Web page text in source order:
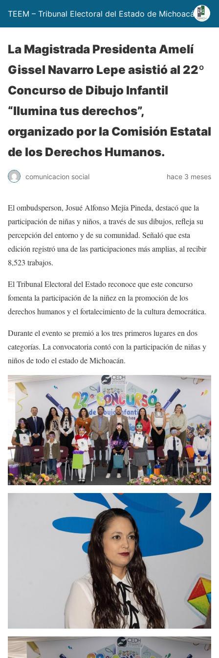
TEEM – Tribunal Electoral del Estado de Michoacán
La Magistrada Presidenta Amelí
Gissel Navarro Lepe asistió al 22º
Concurso de Dibujo Infantil
“Ilumina tus derechos”,
organizado por la Comisión Estatal
de los Derechos Humanos.
comunicacion social hace 3 meses
El ombudsperson, Josué Alfonso Mejía Pineda, destacó que la
participación de niñas y niños, a través de sus dibujos, refleja su
percepción del entorno y de su comunidad. Señaló que esta
edición registró una de las participaciones más amplias, al recibir
8,523 trabajos.
El Tribunal Electoral del Estado reconoce que este concurso
fomenta la participación de la niñez en la promoción de los
derechos humanos y el fortalecimiento de la cultura democrática.
Durante el evento se premió a los tres primeros lugares en dos
categorías. La convocatoria contó con la participación de niñas y
niños de todo el estado de Michoacán.